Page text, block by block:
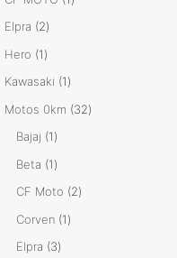
Elpra 22
productos
Hero 11
producto
Kawasaki 11
producto
Motos 0km 3232
Bajaj 11
producto
Beta 11
producto
CF Moto 22
Corven 11
Elpra 33